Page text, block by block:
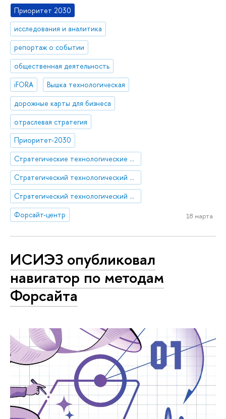
Приоритет 2030
исследования и аналитика
репортаж о событии
общественная деятельность
iFORA
Вышка технологическая
дорожные карты для бизнеса
отраслевая стратегия
Приоритет-2030
Стратегические технологические проекты
Стратегический технологический проект «Мультиагентная платформа ИИ-решений для отраслевых задач»
Стратегический технологический проект «Национальный центр социально-экономического и научно-технологического прогнозирования»
Форсайт-центр
18 марта
ИСИЭЗ опубликовал
навигатор по методам
Форсайта